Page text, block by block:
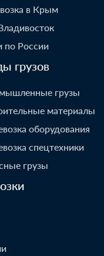
в Крым
по России
грузов
грузы
материалы
оборудования
спецтехники
грузы